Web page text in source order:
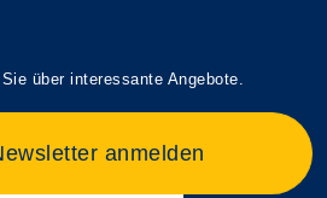
über interessante Angebote.
anmelden